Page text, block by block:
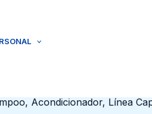
Acondicionador, Línea